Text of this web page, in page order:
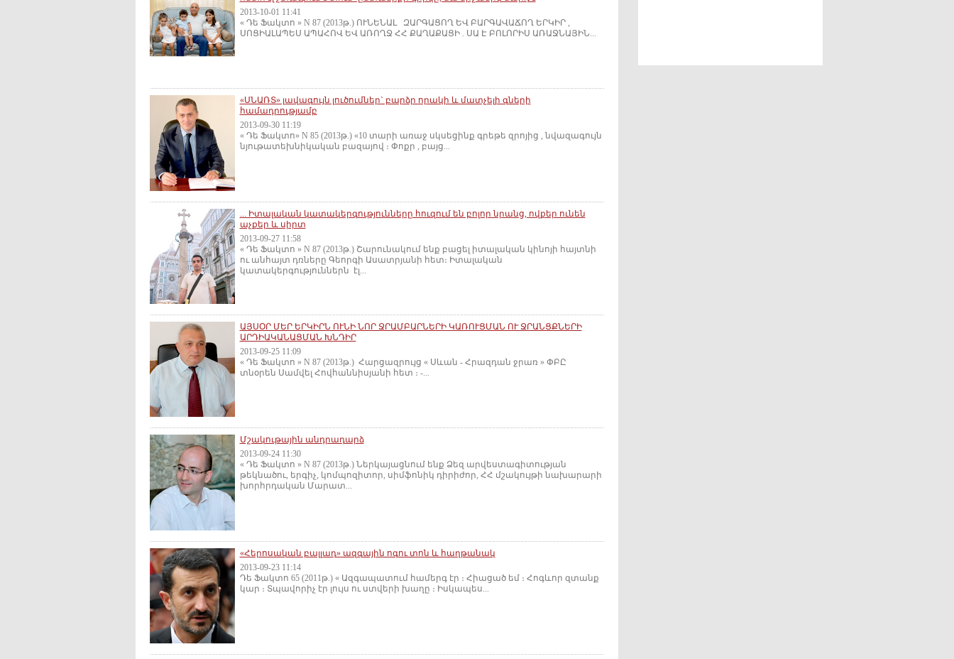
2013-10-01 11:41
« Դե Ֆակտո » N 87 (2013թ.) ՈՒՆԵՆԱԼ ԶԱՐԳԱՑՈՂ ԵՎ ԲԱՐԳԱՎԱՃՈՂ ԵՐԿԻՐ ,
ՍՈՑԻԱԼԱՊԵՍ ԱՊԱՀՈՎ ԵՎ ԱՌՈՂՋ ՀՀ ՔԱՂԱՔԱՑԻ . ՍԱ Է ԲՈԼՈՐԻՍ ԱՌԱՋՆԱՅԻՆ...
«ՍՆԱՌՏ» լավագույն լուծումներ` բարձր որակի և մատչելի գների
համադրությամբ
2013-09-30 11:19
« Դե Ֆակտո» N 85 (2013թ.) «10 տարի առաջ սկսեցինք գրեթե զրոյից , նվազագույն
նյութատեխնիկական բազայով ։ Փոքր , բայց...
... Իտալական կատակերգությունները հուզում են բոլոր նրանց, ովքեր ունեն
աչքեր և սիրտ
2013-09-27 11:58
« Դե Ֆակտո » N 87 (2013թ.) Շարունակում ենք բացել իտալական կինոյի հայտնի
ու անհայտ դռները Գեորգի Ասատրյանի հետ։ Իտալական
կատակերգություններն էլ...
ԱՅՍՕՐ ՄԵՐ ԵՐԿԻՐՆ ՈՒՆԻ ՆՈՐ ՋՐԱՄԲԱՐՆԵՐԻ ԿԱՌՈՒՑՄԱՆ ՈՒ ՋՐԱՆՑՔՆԵՐԻ
ԱՐԴԻԱԿԱՆԱՑՄԱՆ ԽՆԴԻՐ
2013-09-25 11:09
« Դե Ֆակտո » N 87 (2013թ.) Հարցազրույց « Սևան - Հրազդան ջրառ » ՓԲԸ
տնօրեն Սամվել Հովհաննիսյանի հետ ։ -...
Մշակութային անդրադարձ
2013-09-24 11:30
« Դե Ֆակտո » N 87 (2013թ.) Ներկայացնում ենք Ձեզ արվեստագիտության
թեկնածու, երգիչ, կոմպոզիտոր, սիմֆոնիկ դիրիժոր, ՀՀ մշակույթի նախարարի
խորհրդական Մարատ...
«Հերոսական բալլադ» ազգային ոգու տոն և հաղթանակ
2013-09-23 11:14
Դե Ֆակտո 65 (2011թ.) « Ազգապատում համերգ էր ։ Հիացած եմ ։ Հոգևոր զտանք
կար ։ Տպավորիչ էր լույս ու ստվերի խաղը ։ Իսկապես...